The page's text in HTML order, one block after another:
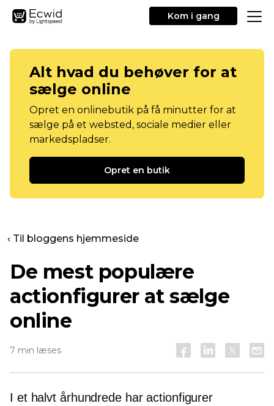
Kom i gang
Alt hvad du behøver for at
sælge online
Opret en onlinebutik på få minutter for at
sælge på et websted, sociale medier eller
markedspladser.
Opret en butik
‹ Til bloggens hjemmeside
De mest populære
actionfigurer at sælge
online
7 min læses
I et halvt århundrede har actionfigurer